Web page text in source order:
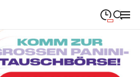
Suche schließen
09:00—
09:00—19:30